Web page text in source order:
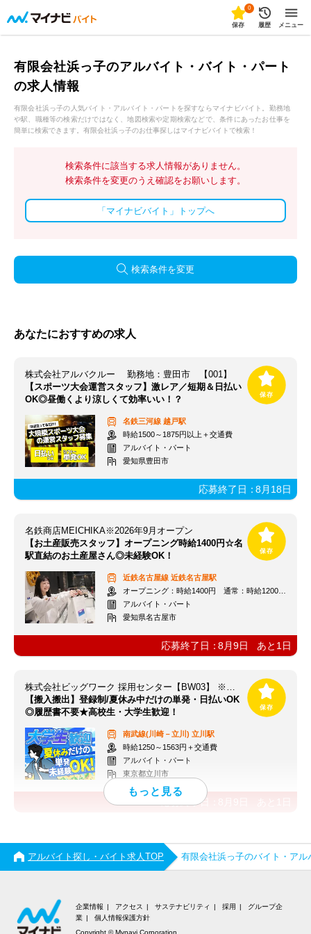
0
保存 履歴 メニュー
有限会社浜っ子のアルバイト・バイト・パート
の求人情報
有限会社浜っ子の人気バイト・アルバイト・パートを探すならマイナビバイト。勤務地
や駅、職種等の検索だけではなく、地図検索や定期検索などで、条件にあったお仕事を
簡単に検索できます。有限会社浜っ子のお仕事探しはマイナビバイトで検索！
検索条件に該当する求人情報がありません。
検索条件を変更のうえ確認をお願いします。
「マイナビバイト」トップへ
検索条件を変更
あなたにおすすめの求人
株式会社アルバクルー 勤務地：豊田市 【001】
【スポーツ大会運営スタッフ】激レア／短期＆日払い
OK◎昼働くより涼しくて効率いい！？
名鉄三河線 越戸駅
時給1500～1875円以上＋交通費
アルバイト・パート
愛知県豊田市
応募終了日：8月18日
名鉄商店MEICHIKA※2026年9月オープン
【お土産販売スタッフ】オープニング時給1400円☆名
駅直結のお土産屋さん◎未経験OK！
近鉄名古屋線 近鉄名古屋駅
オープニング：時給1400円 通常：時給1200円～＋交通費全額支給
アルバイト・パート
愛知県名古屋市
応募終了日：8月9日 あと 1 日
株式会社ビッグワーク 採用センター【BW03】 ※立川エリア
【搬入搬出】登録制/夏休み中だけの単発・日払いOK
◎履歴書不要★高校生・大学生歓迎！
南武線(川崎－立川) 立川駅
時給1250～1563円＋交通費
アルバイト・パート
東京都立川市
応募終了日：
アルバイト探し・バイト求人TOP 有限会社浜っ子のバイト・アル
企業情報 アクセス サステナビリティ 採用
グループ企
業
個人情報保護方針
Copyright © Mynavi Corporation